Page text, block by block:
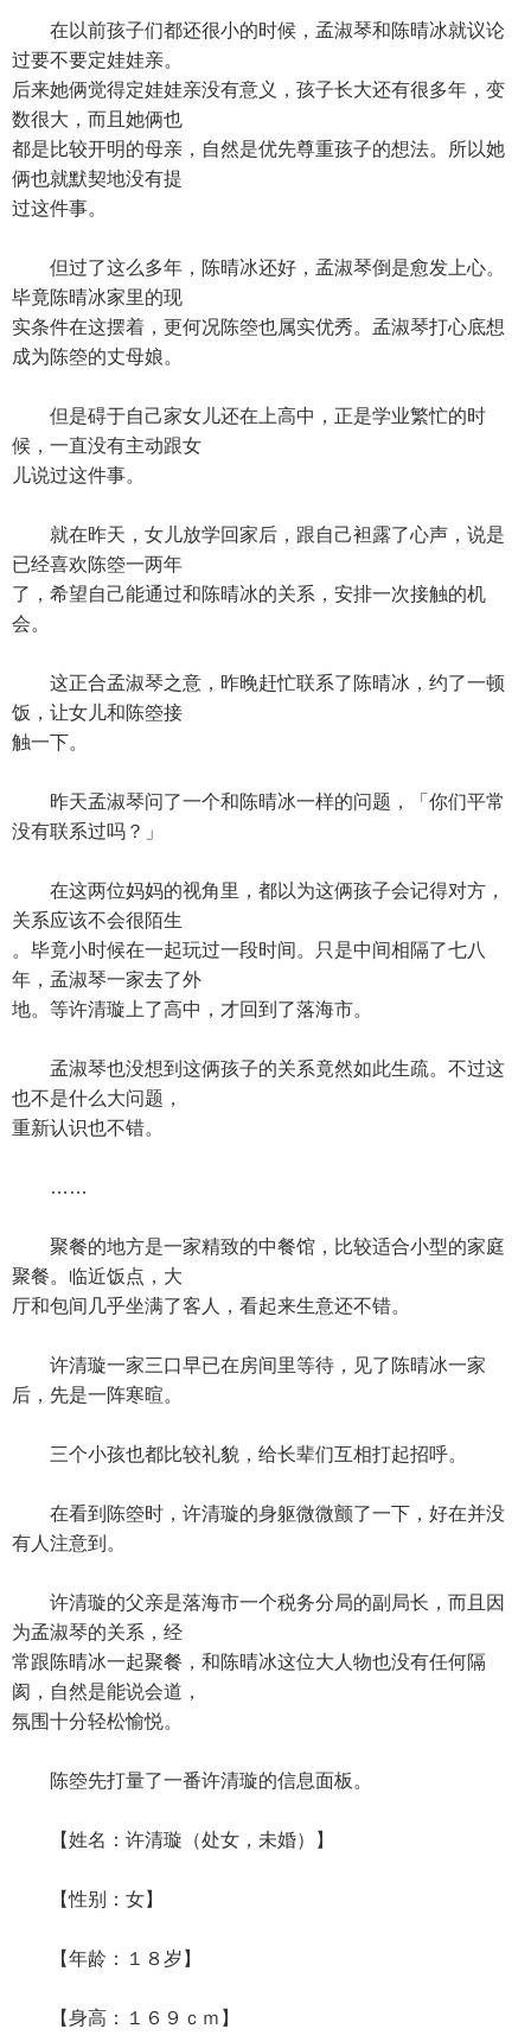
在以前孩子们都还很小的时候，孟淑琴和陈晴冰就议论
过要不要定娃娃亲。
后来她俩觉得定娃娃亲没有意义，孩子长大还有很多年，变
数很大，而且她俩也
都是比较开明的母亲，自然是优先尊重孩子的想法。所以她
俩也就默契地没有提
过这件事。
但过了这么多年，陈晴冰还好，孟淑琴倒是愈发上心。
毕竟陈晴冰家里的现
实条件在这摆着，更何况陈箜也属实优秀。孟淑琴打心底想
成为陈箜的丈母娘。
但是碍于自己家女儿还在上高中，正是学业繁忙的时
候，一直没有主动跟女
儿说过这件事。
就在昨天，女儿放学回家后，跟自己袒露了心声，说是
已经喜欢陈箜一两年
了，希望自己能通过和陈晴冰的关系，安排一次接触的机
会。
这正合孟淑琴之意，昨晚赶忙联系了陈晴冰，约了一顿
饭，让女儿和陈箜接
触一下。
昨天孟淑琴问了一个和陈晴冰一样的问题，「你们平常
没有联系过吗？」
在这两位妈妈的视角里，都以为这俩孩子会记得对方，
关系应该不会很陌生
。毕竟小时候在一起玩过一段时间。只是中间相隔了七八
年，孟淑琴一家去了外
地。等许清璇上了高中，才回到了落海市。
孟淑琴也没想到这俩孩子的关系竟然如此生疏。不过这
也不是什么大问题，
重新认识也不错。
……
聚餐的地方是一家精致的中餐馆，比较适合小型的家庭
聚餐。临近饭点，大
厅和包间几乎坐满了客人，看起来生意还不错。
许清璇一家三口早已在房间里等待，见了陈晴冰一家
后，先是一阵寒暄。
三个小孩也都比较礼貌，给长辈们互相打起招呼。
在看到陈箜时，许清璇的身躯微微颤了一下，好在并没
有人注意到。
许清璇的父亲是落海市一个税务分局的副局长，而且因
为孟淑琴的关系，经
常跟陈晴冰一起聚餐，和陈晴冰这位大人物也没有任何隔
阂，自然是能说会道，
氛围十分轻松愉悦。
陈箜先打量了一番许清璇的信息面板。
【姓名：许清璇（处女，未婚）】
【性别：女】
【年龄：１８岁】
【身高：１６９ｃｍ】